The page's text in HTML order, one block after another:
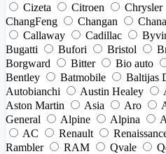
Cizeta
Citroen Chrysler
ChangFeng
Changan Chana
Callaway
Cadillac
Bugatti
Bufori Bristol
Borgward
Bitter Bio auto
Bentley
Batmobile Baltijas
Autobianchi
Austin Healey
Aston Martin
Asia Aro
General
Alpine Alpina
AC
Renault
Rambler
RAM Qvale